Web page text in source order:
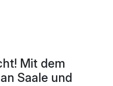
Mit dem
Saale und